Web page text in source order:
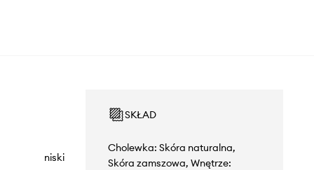
niski
SKŁAD
Cholewka: Skóra naturalna,
Skóra zamszowa, Wnętrze: